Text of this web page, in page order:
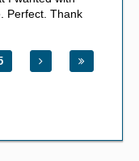
Perfect. Thank